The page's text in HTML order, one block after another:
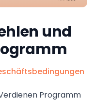
und
Programm